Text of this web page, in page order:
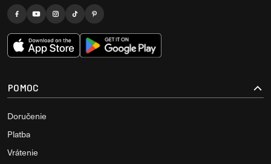
POMOC
Doručenie
Platba
Vrátenie